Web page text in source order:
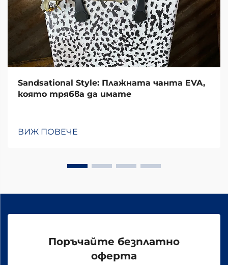
Sandsational Style: Плажната чанта EVA,
която трябва да имате
ВИЖ ПОВЕЧЕ
Поръчайте безплатно
оферта